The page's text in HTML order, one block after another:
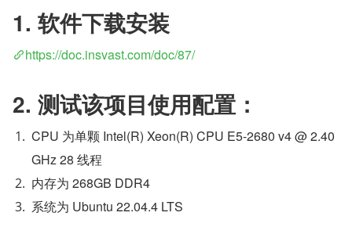
1. 软件下载安装
https://doc.insvast.com/doc/87/
2. 测试该项目使用配置：
CPU 为单颗 Intel(R) Xeon(R) CPU E5-2680 v4 @ 2.40
GHz 28 线程
内存为 268GB DDR4
系统为 Ubuntu 22.04.4 LTS